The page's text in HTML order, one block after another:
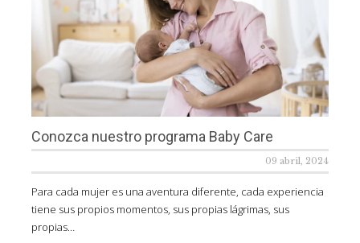
Conozca nuestro programa Baby Care
09 abril, 2024
Para cada mujer es una aventura diferente, cada experiencia
tiene sus propios momentos, sus propias lágrimas, sus
propias…